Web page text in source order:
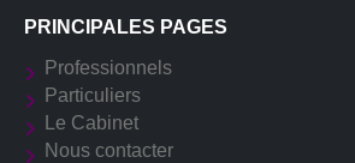
PRINCIPALES PAGES
Professionnels
Particuliers
Le Cabinet
Nous contacter